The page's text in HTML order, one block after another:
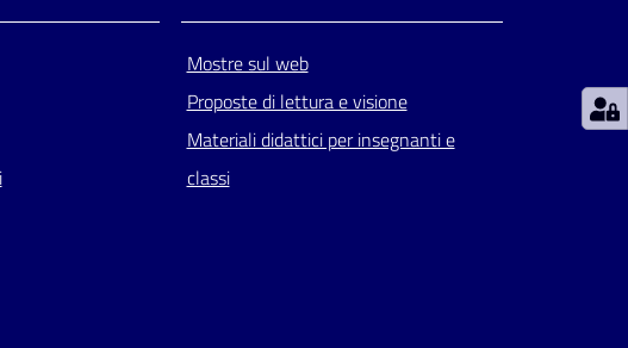
Mostre sul web
Proposte di lettura e visione
Materiali didattici per insegnanti e
classi